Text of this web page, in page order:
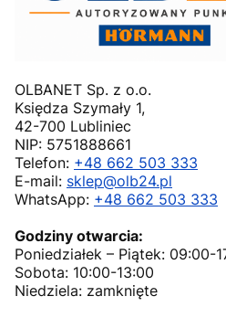
OLBANET Sp. z o.o.
Księdza Szymały 1,
42-700 Lubliniec
NIP: 5751888661
Telefon: +48 662 503 333
E-mail: sklep@olb24.pl
WhatsApp: +48 662 503 333
Godziny otwarcia:
Poniedziałek – Piątek: 09:00-
Sobota: 10:00-13:00
Niedziela: zamknięte